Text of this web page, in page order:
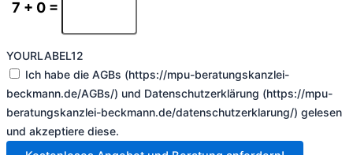
7 + 0 =
YOURLABEL12
Ich habe die AGBs (https://mpu-beratungskanzlei-
beckmann.de/AGBs/) und Datenschutzerklärung (https://mpu-
beratungskanzlei-beckmann.de/datenschutzerklarung/) gelesen
und akzeptiere diese.